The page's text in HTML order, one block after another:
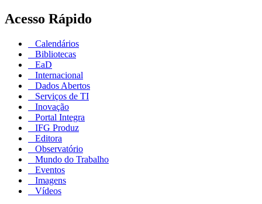
Acesso Rápido
Calendários
Bibliotecas
EaD
Internacional
Dados Abertos
Serviços de TI
Inovação
Portal Integra
IFG Produz
Editora
Observatório
Mundo do Trabalho
Eventos
Imagens
Vídeos